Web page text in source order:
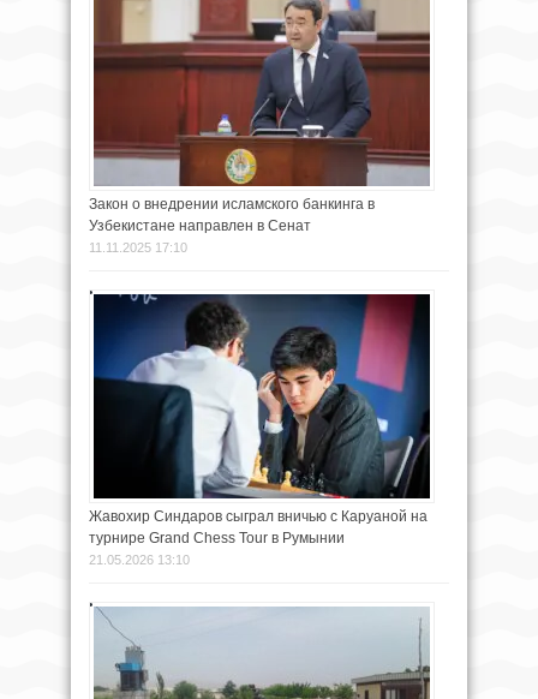
Закон о внедрении исламского банкинга в
Узбекистане направлен в Сенат
11.11.2025 17:10
Жавохир Синдаров сыграл вничью с Каруаной на
турнире Grand Chess Tour в Румынии
21.05.2026 13:10